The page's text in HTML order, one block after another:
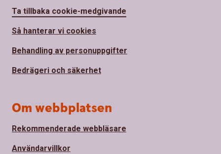
Ta tillbaka cookie-medgivande
Så hanterar vi cookies
Behandling av personuppgifter
Bedrägeri och säkerhet
Om webbplatsen
Rekommenderade webbläsare
Användarvillkor